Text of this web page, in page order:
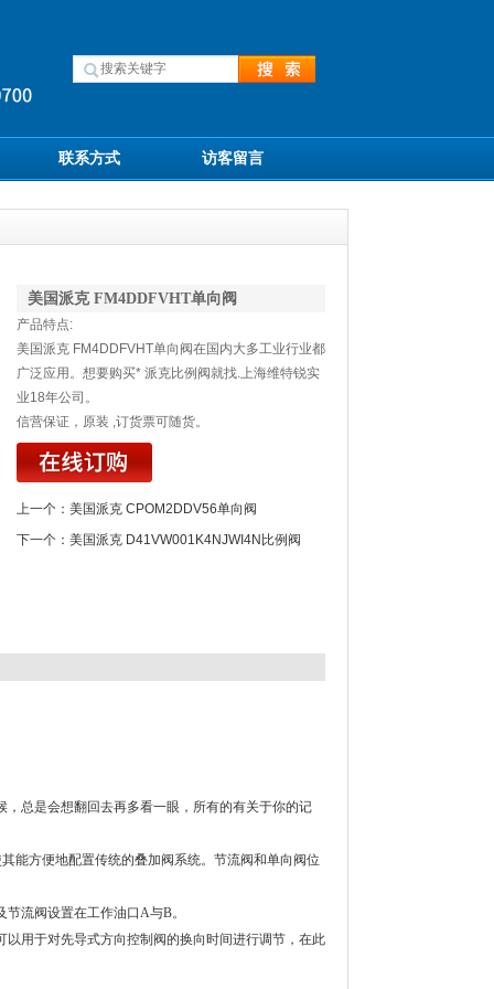
联系方式 访客留言
美国派克 FM4DDFVHT单向阀
产品特点:
美国派克 FM4DDFVHT单向阀在国内大多工业行业都
广泛应用。想要购买* 派克比例阀就找.上海维特锐实
业18年公司。
信营保证，原装 ,订货票可随货。
上一个： 美国派克 CPOM2DDV56单向阀
下一个： 美国派克 D41VW001K4NJWI4N比例阀
总是会想翻回去再多看一眼，所有的有关于你的记
能方便地配置传统的叠加阀系统。节流阀和单向阀位
流阀设置在工作油口A与B。
用于对先导式方向控制阀的换向时间进行调节，在此